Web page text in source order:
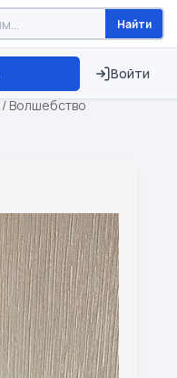
Найти
Войти
⏱ ТОЛЬКО 15 ДНЕЙ
/ Волшебство